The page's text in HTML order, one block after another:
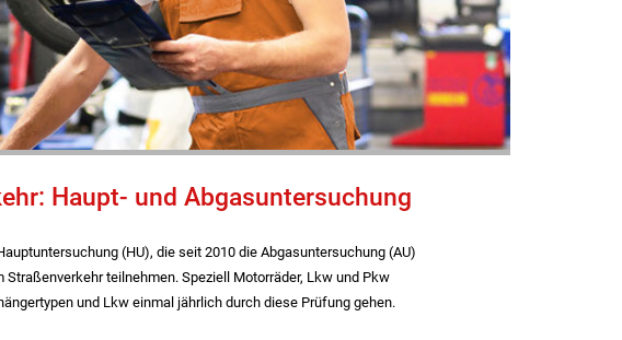
Haupt- und Abgasuntersuchung
(HU), die seit 2010 die Abgasuntersuchung (AU)
teilnehmen. Speziell Motorräder, Lkw und Pkw
und Lkw einmal jährlich durch diese Prüfung gehen.